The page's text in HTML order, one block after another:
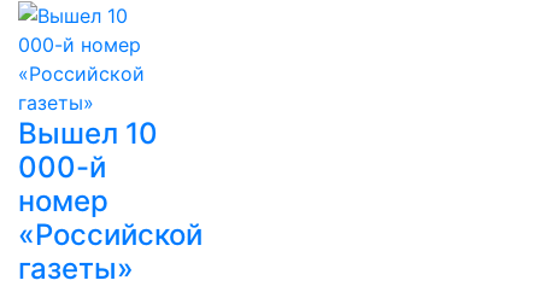
Вышел 10
000-й
номер
«Российской
газеты»